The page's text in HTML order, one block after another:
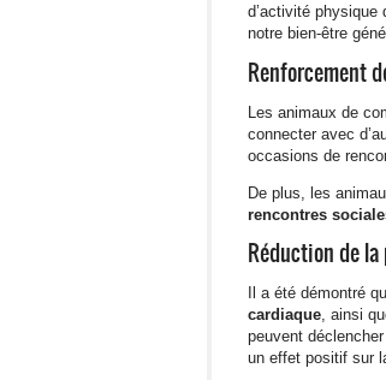
d’activité
notre bien-être
Renforcement
Les animaux de
connecter avec
occasions de
De plus, les
rencontres
Réduction de
Il a été démontré
cardiaque, ainsi
peuvent
un effet positif sur